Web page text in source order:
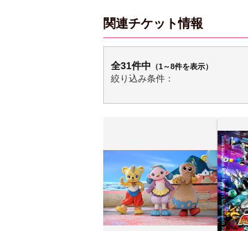
関連チケット情報
全31件中 （1～8件を表示）
絞り込み条件：